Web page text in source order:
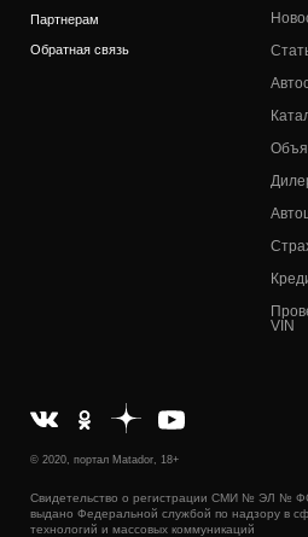
Партнерам
Обратная связь
VIN
© 2020, портал Matador, 18+
Свидетельство о регистрации СМИ № ЭЛ №
выдано Федеральной службой по надзору в
технологий и массовых коммуникаций